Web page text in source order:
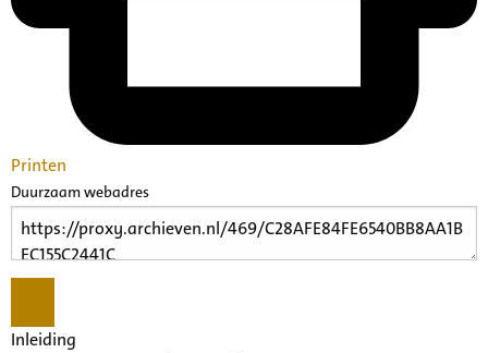
Printen
Duurzaam webadres
Inleiding